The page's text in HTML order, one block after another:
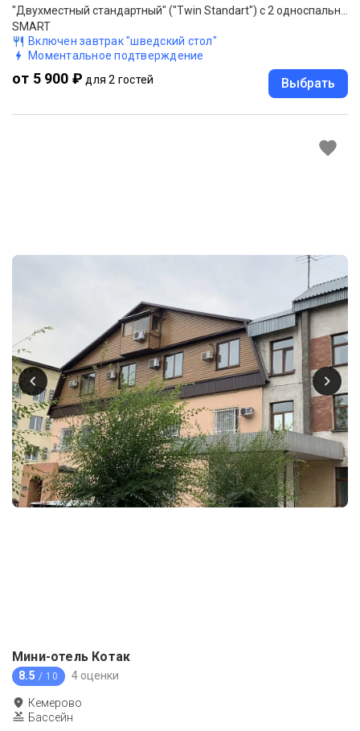
"Двухместный стандартный" ("Twin Standart") с 2 односпальными кроватями
SMART
Включен завтрак "шведский стол"
Моментальное подтверждение
от 5 900 ₽ для 2 гостей Выбрать
Мини-отель Котак
8.5 / 10 4 оценки
Кемерово
Бассейн